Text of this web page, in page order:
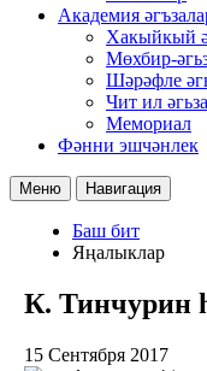
Академия
Хакыйкый
Мөхбир-
Шәрәфле
Чит ил
Мемориал
Фәнни эшчәнлек
Меню Навигация
Баш бит
Яңалыклар
К. Тинчурин
15 Сентября 2017